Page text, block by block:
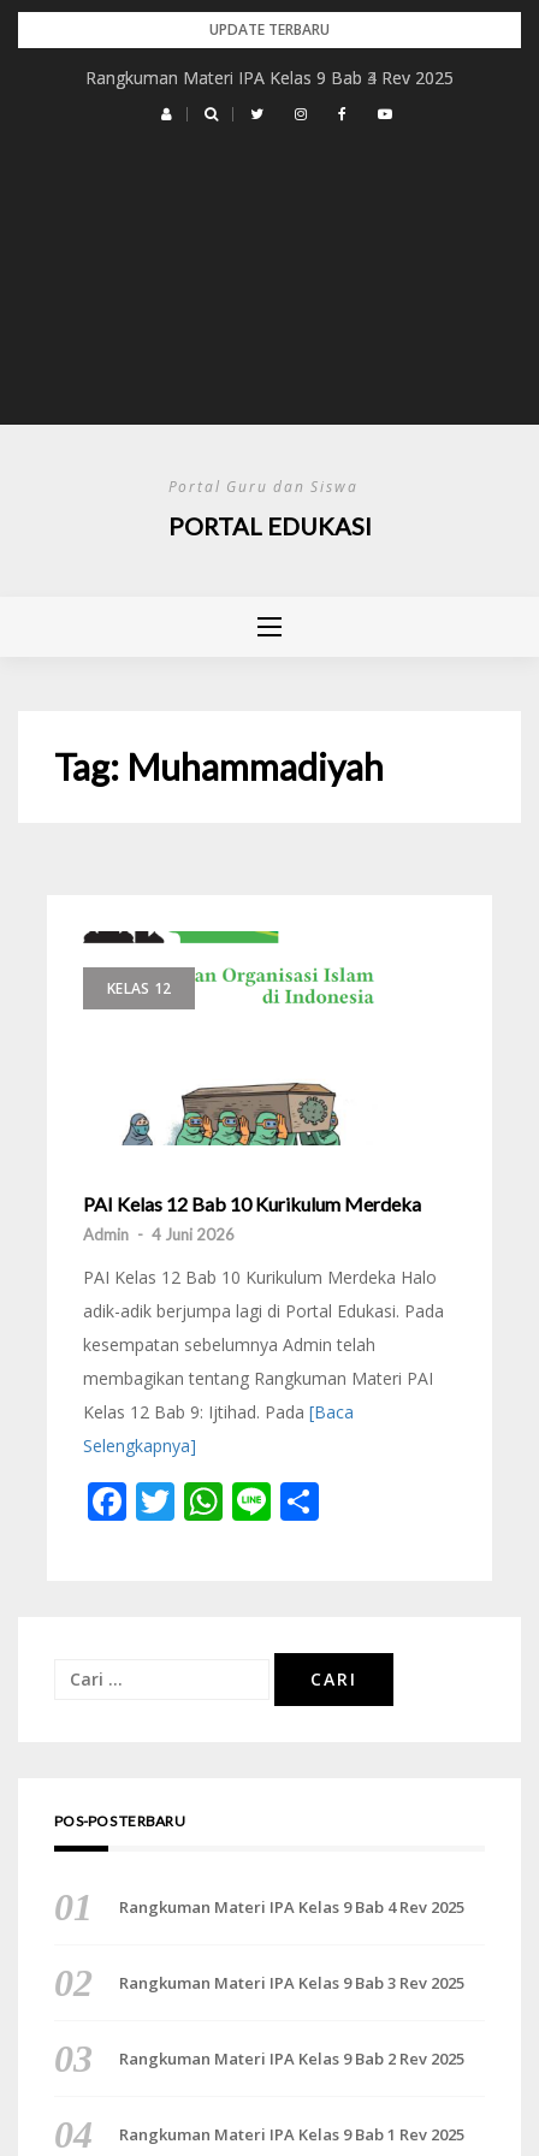
Skip
UPDATE TERBARU
Rangkuman Materi IPA Kelas 9 Bab 4 Rev 2025
Rangkuman Materi IPA Kelas 9 Bab 3 Rev 2025
Portal Guru dan Siswa
PORTAL EDUKASI
Tag: Muhammadiyah
KELAS 12
PAI Kelas 12 Bab 10 Kurikulum Merdeka
Admin - 4 Juni 2026
PAI Kelas 12 Bab 10 Kurikulum Merdeka Halo
adik-adik berjumpa lagi di Portal Edukasi. Pada
kesempatan sebelumnya Admin telah
membagikan tentang Rangkuman Materi PAI
Kelas 12 Bab 9: Ijtihad. Pada [Baca
Selengkapnya]
Facebook
Twitter
WhatsApp
Line
Cari
POS-POS TERBARU
Rangkuman Materi IPA Kelas 9 Bab 4 Rev 2025
Rangkuman Materi IPA Kelas 9 Bab 3 Rev 2025
Rangkuman Materi IPA Kelas 9 Bab 2 Rev 2025
Rangkuman Materi IPA Kelas 9 Bab 1 Rev 2025